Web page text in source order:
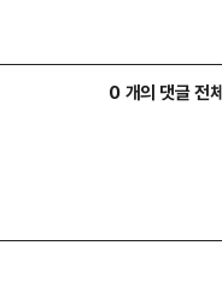
0 개의 댓글 전